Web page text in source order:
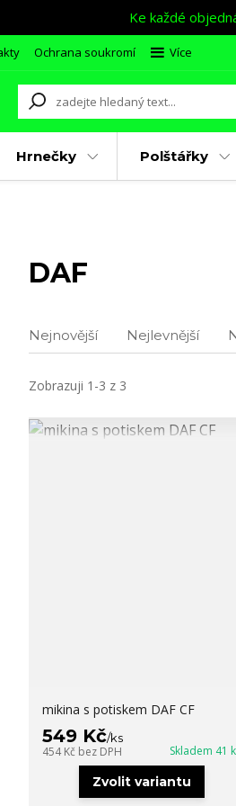
Ke každé
Ochrana soukromí Více
Hrnečky Polštářky
DAF
Nejnovější Nejlevnější
Zobrazuji 1-3 z 3
mikina s potiskem DAF CF
549 Kč/ks
454 Kč bez DPH Skladem 41
Zvolit variantu